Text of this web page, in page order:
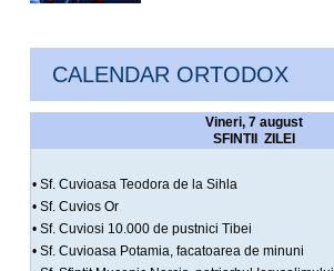
CALENDAR ORTODOX
Vineri, 7 august
SFINTII ZILEI
• Sf. Cuvioasa Teodora de la Sihla
• Sf. Cuvios Or
• Sf. Cuviosi 10.000 de pustnici Tibei
• Sf. Cuvioasa Potamia, facatoarea de minuni